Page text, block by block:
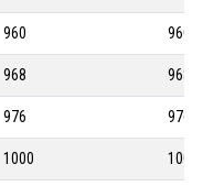
960 960-8M
968 968-8M
976 976-8M
1000 1000-8M